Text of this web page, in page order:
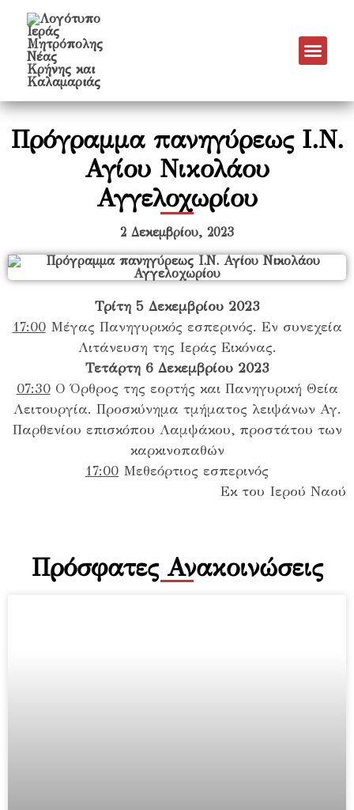
Πρόγραμμα πανηγύρεως Ι.Ν.
Αγίου Νικολάου
Αγγελοχωρίου
2 Δεκεμβρίου, 2023
Τρίτη 5 Δεκεμβρίου 2023
17:00Μέγας Πανηγυρικός εσπερινός. Εν συνεχεία
Λιτάνευση της Ιεράς Εικόνας.
Τετάρτη 6 Δεκεμβρίου 2023
07:30Ο Όρθρος της εορτής και Πανηγυρική Θεία
Λειτουργία. Προσκύνημα τμήματος λειψάνων Αγ.
Παρθενίου επισκόπου Λαμψάκου, προστάτου των
καρκινοπαθών
17:00 Μεθεόρτιος εσπερινός
Εκ του Ιερού Ναού
Πρόσφατες Ανακοινώσεις